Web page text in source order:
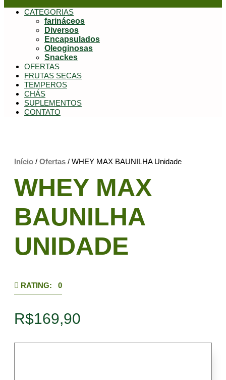
CATEGORIAS
farináceos
Diversos
Encapsulados
Oleoginosas
Snackes
OFERTAS
FRUTAS SECAS
TEMPEROS
CHÁS
SUPLEMENTOS
CONTATO
Início / Ofertas / WHEY MAX BAUNILHA Unidade
WHEY MAX
BAUNILHA
UNIDADE
RATING: 0
R$169,90